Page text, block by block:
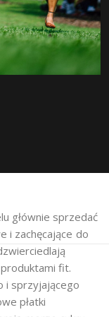
głównie sprzedać
i zachęcające do
fit.
i sprzyjającego
płatki